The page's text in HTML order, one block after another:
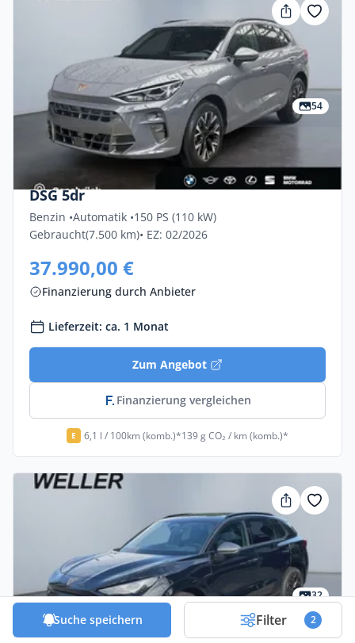
Suche speichern Filter 2
54
Privat & Gewerbe
Cupra Terramar 1.5 ETSI MHEV 110kW
DSG 5dr
Benzin •Automatik •150 PS (110 kW)
Gebraucht(7.500 km)• EZ: 02/2026
37.990,00 €
Finanzierung durch Anbieter
Lieferzeit: ca. 1 Monat
Zum Angebot
Finanzierung vergleichen
E 6,1 l / 100km (komb.)*139 g CO₂ / km (komb.)*
32
Privat & Gewerbe